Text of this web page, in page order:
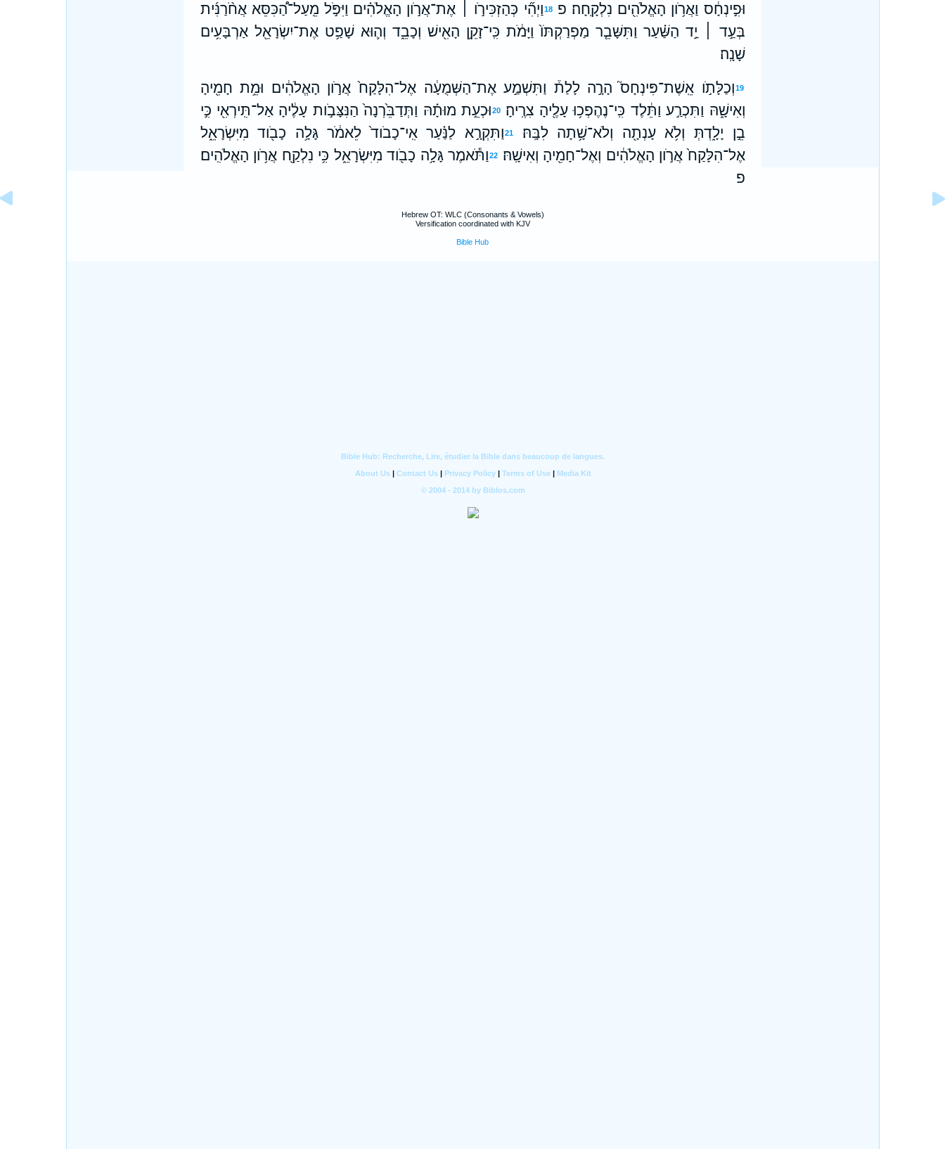
וּפִ֣ינְחָ֔ס וַאֲרֹ֥ון הָאֱלֹהִ֖ים נִלְקָֽחָה׃ פ
18וַיְהִ֞י כְּהַזְכִּירֹ֣ו ׀ אֶת־אֲרֹ֣ון הָאֱלֹהִ֗ים וַיִּפֹּ֣ל מֵֽעַל־הַ֠כִּסֵּא אֲחֹ֨רַנִּ֜ית
בְּעַ֣ד ׀ יַ֣ד הַשַּׁ֗עַר וַתִּשָּׁבֵ֤ר מַפְרַקְתֹּו֙ וַיָּמֹ֔ת כִּֽי־זָקֵ֥ן הָאִ֖ישׁ וְכָבֵ֑ד וְה֛וּא שָׁפַ֥ט אֶת־יִשְׂרָאֵ֖ל אַרְבָּעִ֥ים
שָׁנָֽה׃
19וְכַלָּתֹ֣ו אֵֽשֶׁת־פִּינְחָס֮ הָרָ֣ה לָלַת֒ וַתִּשְׁמַ֣ע אֶת־הַשְּׁמֻעָ֔ה אֶל־הִלָּקַח֙ אֲרֹ֣ון הָאֱלֹהִ֔ים וּמֵ֥ת חָמִ֖יהָ
וְאִישָׁ֑הּ וַתִּכְרַ֣ע וַתֵּ֔לֶד כִּֽי־נֶהֶפְכ֥וּ עָלֶ֖יהָ צִרֶֽיהָ׃
20וּכְעֵ֣ת מוּתָ֗הּ וַתְּדַבֵּ֙רְנָה֙ הַנִּצָּבֹ֣ות עָלֶ֔יהָ אַל־תִּֽירְאִ֖י כִּ֣י
בֵ֣ן יָלָ֑דְתְּ וְלֹ֥א עָנְתָ֖ה וְלֹא־שָׁ֥תָה לִבָּֽהּ׃
21וַתִּקְרָ֣א לַנַּ֗עַר אִֽי־כָבֹוד֙ לֵאמֹ֔ר גָּלָ֥ה כָבֹ֖וד מִיִּשְׂרָאֵ֑ל
אֶל־הִלָּקַח֙ אֲרֹ֣ון הָאֱלֹהִ֔ים וְאֶל־חָמִ֖יהָ וְאִישָֽׁהּ׃
22וַתֹּ֕אמֶר גָּלָ֥ה כָבֹ֖וד מִיִּשְׂרָאֵ֑ל כִּ֥י נִלְקַ֖ח אֲרֹ֥ון הָאֱלֹהִֽים׃
פ
Hebrew OT: WLC (Consonants & Vowels)
Versification coordinated with KJV
Bible Hub